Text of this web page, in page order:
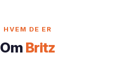
HVEM DE ER
Om Britz